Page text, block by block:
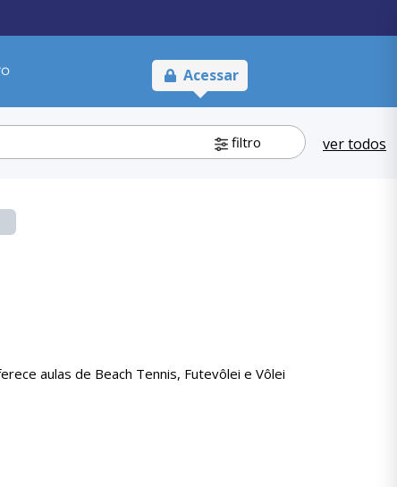
Acessar
filtro ver todos
aulas de Beach Tennis, Futevôlei e Vôlei